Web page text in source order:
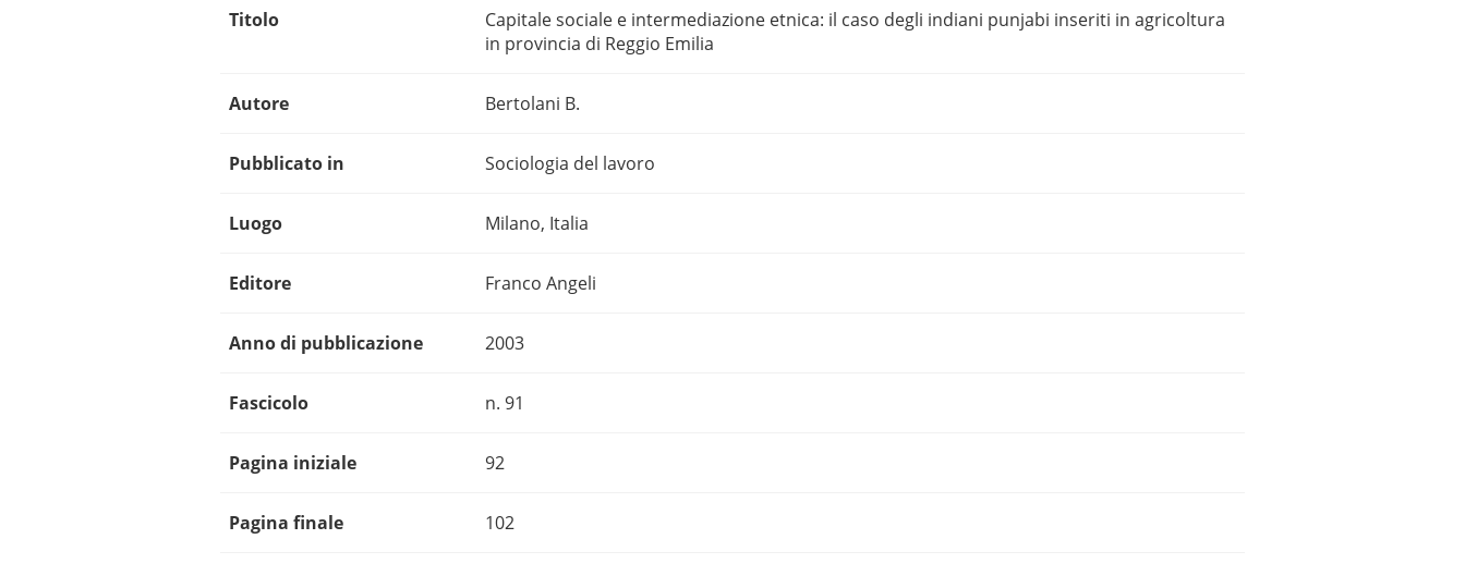
Titolo
Capitale sociale e intermediazione etnica: il caso degli indiani punjabi inseriti in agricoltura
in provincia di Reggio Emilia
Autore Bertolani B.
Pubblicato in Sociologia del lavoro
Luogo Milano, Italia
Editore Franco Angeli
Anno di pubblicazione 2003
Fascicolo n. 91
Pagina iniziale 92
Pagina finale 102